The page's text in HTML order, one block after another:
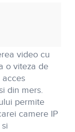
video cu
o viteza de
acces
din mers.
permite
camere IP